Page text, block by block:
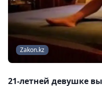
Zakon.kz
21-летней девушке